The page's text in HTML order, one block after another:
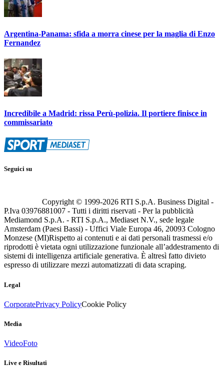
Argentina-Panama: sfida a morra cinese per la maglia di Enzo
Fernandez
Incredibile a Madrid: rissa Perù-polizia. Il portiere finisce in
commissariato
Seguici su
Copyright © 1999-2026 RTI S.p.A. Business Digital -
P.Iva 03976881007 - Tutti i diritti riservati - Per la pubblicità
Mediamond S.p.A. - RTI S.p.A., Mediaset N.V., sede legale
Amsterdam (Paesi Bassi) - Uffici Viale Europa 46, 20093 Cologno
Monzese (MI)Rispetto ai contenuti e ai dati personali trasmessi e/o
riprodotti è vietata ogni utilizzazione funzionale all’addestramento di
sistemi di intelligenza artificiale generativa. È altresì fatto divieto
espresso di utilizzare mezzi automatizzati di data scraping.
Legal
CorporatePrivacy PolicyCookie Policy
Media
VideoFoto
Live e Risultati